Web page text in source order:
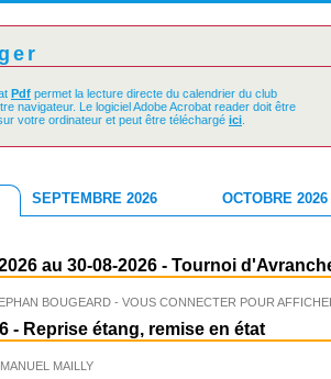
Pdf permet la lecture directe du calendrier du club
navigateur. Le logiciel Adobe Acrobat reader doit être
votre ordinateur et peut être téléchargé ici
SEPTEMBRE 2026 OCTOBRE 2026
au 30-08-2026 - Tournoi
BOUGEARD - VOUS CONNECTER POUR
- Reprise étang, remise en état
MAILLY